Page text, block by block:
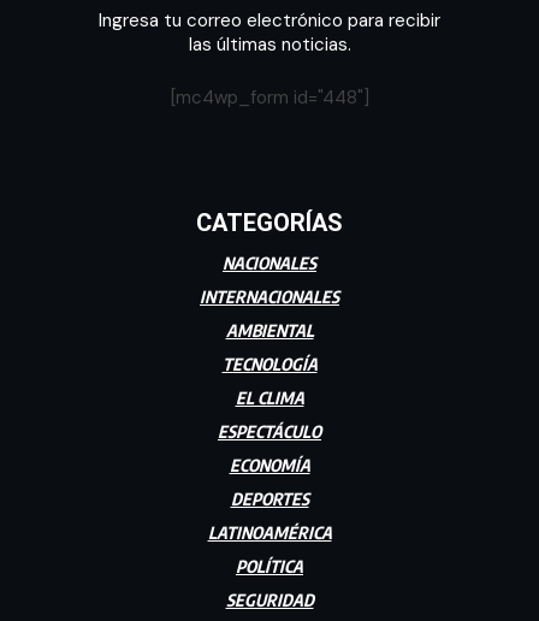
Ingresa tu correo electrónico para recibir
las últimas noticias.
[mc4wp_form id="448"]
CATEGORÍAS
NACIONALES
INTERNACIONALES
AMBIENTAL
TECNOLOGÍA
EL CLIMA
ESPECTÁCULO
ECONOMÍA
DEPORTES
LATINOAMÉRICA
POLÍTICA
SEGURIDAD